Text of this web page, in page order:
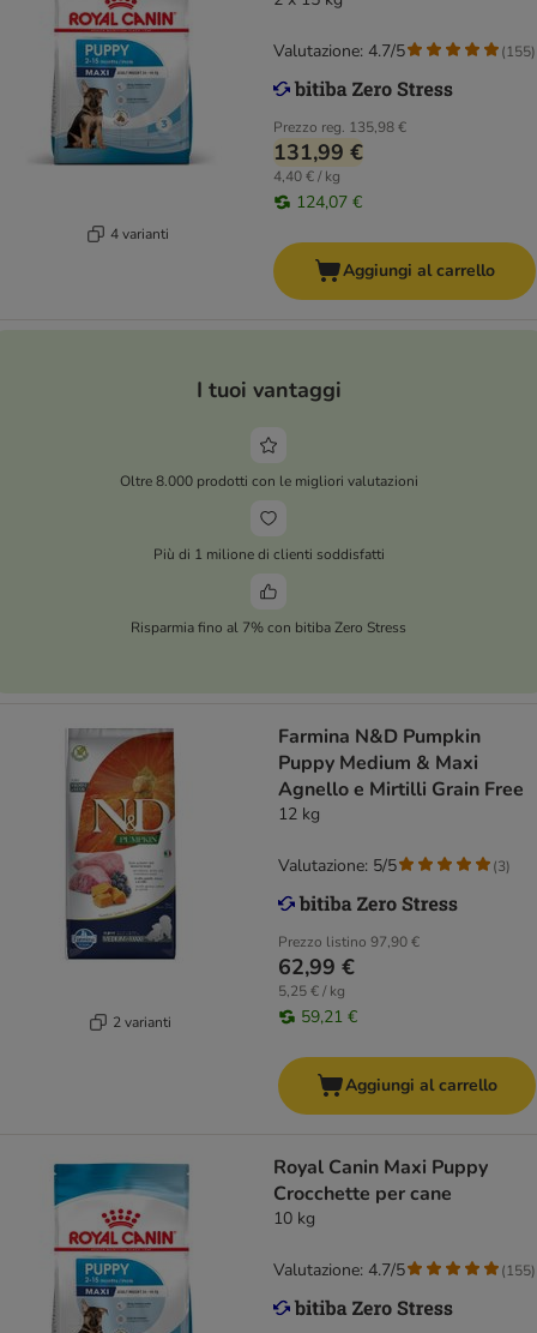
4 varianti
Prezzo reg. 135,98 €
131,99 €
4,40 € / kg
124,07 €
Valutazione: 4.7/5 (155)
Aggiungi al carrello
I tuoi vantaggi
Oltre 8.000 prodotti con le migliori valutazioni
Più di 1 milione di clienti soddisfatti
Risparmia fino al 7% con bitiba Zero Stress
2 varianti
Farmina N&D Pumpkin
Puppy Medium & Maxi
Agnello e Mirtilli Grain Free
12 kg
Prezzo listino 97,90 €
62,99 €
5,25 € / kg
59,21 €
Valutazione: 5/5 (3)
Aggiungi al carrello
Royal Canin Maxi Puppy
Crocchette per cane
10 kg
Valutazione: 4.7/5 (155)